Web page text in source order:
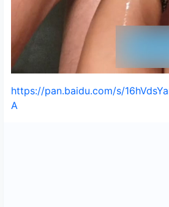
https://pan.baidu.com/s/
A